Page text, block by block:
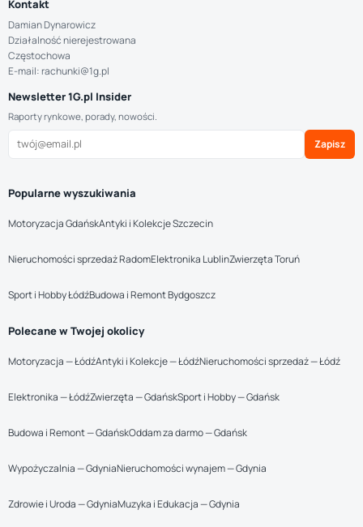
Kontakt
Damian Dynarowicz
Działalność nierejestrowana
Częstochowa
E-mail: rachunki@1g.pl
Newsletter 1G.pl Insider
Raporty rynkowe, porady, nowości.
Zapisz
Popularne wyszukiwania
Motoryzacja GdańskAntyki i Kolekcje Szczecin
Nieruchomości sprzedaż RadomElektronika LublinZwierzęta Toruń
Sport i Hobby ŁódźBudowa i Remont Bydgoszcz
Polecane w Twojej okolicy
Motoryzacja — ŁódźAntyki i Kolekcje — ŁódźNieruchomości sprzedaż — Łódź
Elektronika — ŁódźZwierzęta — GdańskSport i Hobby — Gdańsk
Budowa i Remont — GdańskOddam za darmo — Gdańsk
Wypożyczalnia — GdyniaNieruchomości wynajem — Gdynia
Zdrowie i Uroda — GdyniaMuzyka i Edukacja — Gdynia